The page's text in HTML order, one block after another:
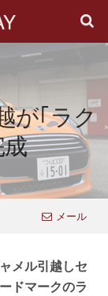
が｢ラク
メール
メル引越しセ
ドマークのラ